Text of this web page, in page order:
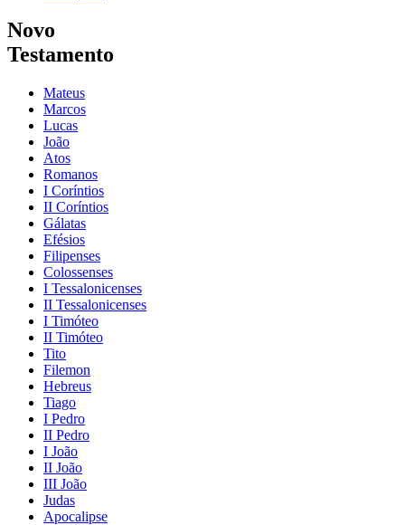
Novo
Testamento
Mateus
Marcos
Lucas
João
Atos
Romanos
I Coríntios
II Coríntios
Gálatas
Efésios
Filipenses
Colossenses
I Tessalonicenses
II Tessalonicenses
I Timóteo
II Timóteo
Tito
Filemon
Hebreus
Tiago
I Pedro
II Pedro
I João
II João
III João
Judas
Apocalipse